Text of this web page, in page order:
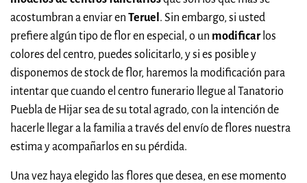
acostumbran a enviar en Teruel. Sin embargo, si usted
prefiere algún tipo de flor en especial, o un modificarlos
colores del centro, puedes solicitarlo, y si es posible y
disponemos de stock de flor, haremos la modificación para
intentar que cuando el centro funerario llegue al Tanatorio
Puebla de Hijar sea de su total agrado, con la intención de
hacerle llegar a la familia a través del envío de flores nuestra
estima y acompañarlos en su pérdida.
Una vez haya elegido las flores que desea, en ese momento